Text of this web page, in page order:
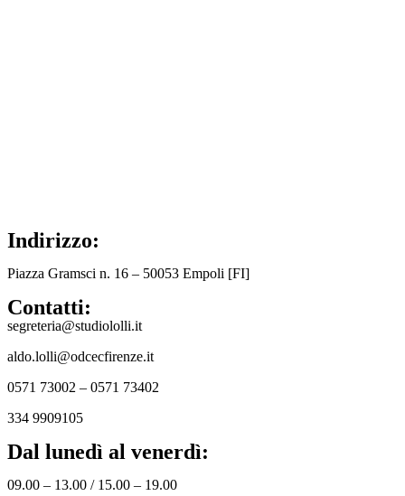
Indirizzo:
Piazza Gramsci n. 16 – 50053 Empoli [FI]
Contatti:
segreteria@studiololli.it
aldo.lolli@odcecfirenze.it
0571 73002 – 0571 73402
334 9909105
Dal lunedì al venerdì:
09.00 – 13.00 / 15.00 – 19.00